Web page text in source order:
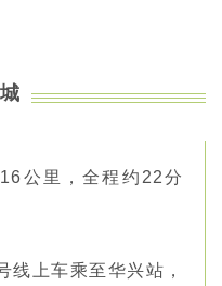
公里，全程约22分
线上车乘至华兴站，